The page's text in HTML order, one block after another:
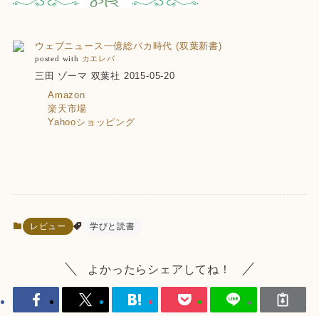
ウェブニュース一億総バカ時代 (双葉新書)
posted with カエレバ
三田 ゾーマ 双葉社 2015-05-20
Amazon
楽天市場
Yahooショッピング
レビュー 学びと読書
よかったらシェアしてね！